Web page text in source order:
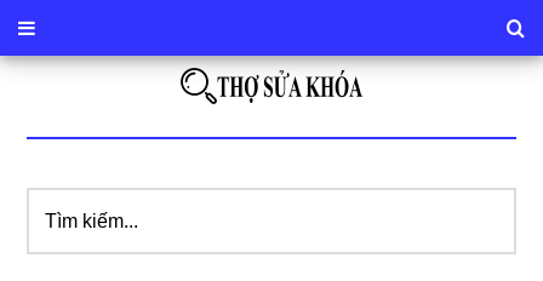
kiếm...